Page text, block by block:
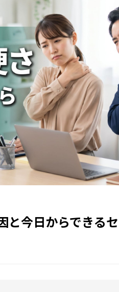
と今日からできる